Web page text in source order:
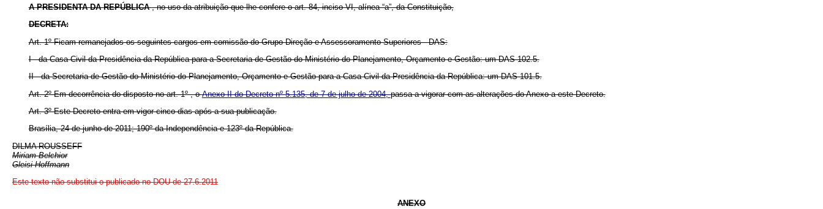
A PRESIDENTA DA REPÚBLICA, no uso da atribuição que lhe confere o art. 84, inciso VI, alínea “a”, da Constituição,
DECRETA:
Art. 1º Ficam remanejados os seguintes cargos em comissão do Grupo-Direção e Assessoramento Superiores - DAS:
I - da Casa Civil da Presidência da República para a Secretaria de Gestão do Ministério do Planejamento, Orçamento e Gestão: um DAS 102.5.
II - da Secretaria de Gestão do Ministério do Planejamento, Orçamento e Gestão para a Casa Civil da Presidência da República: um DAS 101.5.
Art. 2º Em decorrência do disposto no art. 1º , oAnexo II do Decreto nº 5.135, de 7 de julho de 2004,passa a vigorar com as alterações do Anexo a este Decreto.
Art. 3º Este Decreto entra em vigor cinco dias após a sua publicação.
Brasília, 24 de junho de 2011; 190º da Independência e 123º da República.
DILMA ROUSSEFF
Miriam Belchior
Gleisi Hoffmann
Este texto não substitui o publicado no DOU de 27.6.2011
ANEXO